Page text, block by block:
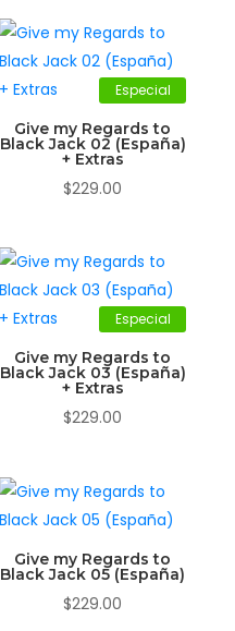
Especial
Give my Regards to
Black Jack 02 (España)
+ Extras
$229.00
Especial
Give my Regards to
Black Jack 03 (España)
+ Extras
$229.00
Give my Regards to
Black Jack 05 (España)
$229.00